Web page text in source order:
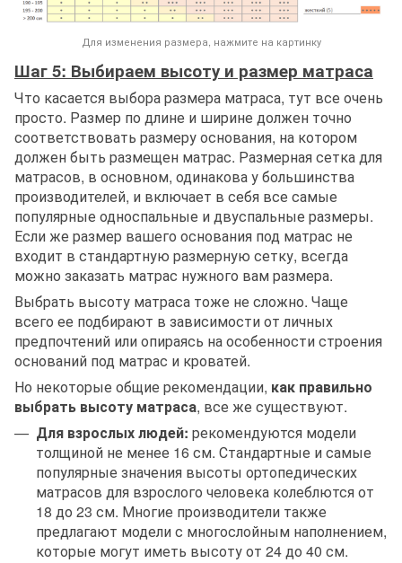
Для изменения размера, нажмите на картинку
Шаг 5: Выбираем высоту и размер матраса
Что касается выбора размера матраса, тут все очень
просто. Размер по длине и ширине должен точно
соответствовать размеру основания, на котором
должен быть размещен матрас. Размерная сетка для
матрасов, в основном, одинакова у большинства
производителей, и включает в себя все самые
популярные односпальные и двуспальные размеры.
Если же размер вашего основания под матрас не
входит в стандартную размерную сетку, всегда
можно заказать матрас нужного вам размера.
Выбрать высоту матраса тоже не сложно. Чаще
всего ее подбирают в зависимости от личных
предпочтений или опираясь на особенности строения
оснований под матрас и кроватей.
Но некоторые общие рекомендации, как правильно
выбрать высоту матраса, все же существуют.
Для взрослых людей: рекомендуются модели
толщиной не менее 16 см. Стандартные и самые
популярные значения высоты ортопедических
матрасов для взрослого человека колеблются от
18 до 23 см. Многие производители также
предлагают модели с многослойным наполнением,
которые могут иметь высоту от 24 до 40 см.